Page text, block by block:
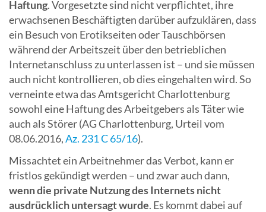
Haftung. Vorgesetzte sind nicht verpflichtet, ihre
erwachsenen Beschäftigten darüber aufzuklären, dass
ein Besuch von Erotikseiten oder Tauschbörsen
während der Arbeitszeit über den betrieblichen
Internetanschluss zu unterlassen ist – und sie müssen
auch nicht kontrollieren, ob dies eingehalten wird. So
verneinte etwa das Amtsgericht Charlottenburg
sowohl eine Haftung des Arbeitgebers als Täter wie
auch als Störer (AG Charlottenburg, Urteil vom
08.06.2016,Az. 231 C 65/16).
Missachtet ein Arbeitnehmer das Verbot, kann er
fristlos gekündigt werden – und zwar auch dann,
wenn die private Nutzung des Internets nicht
ausdrücklich untersagt wurde. Es kommt dabei auf